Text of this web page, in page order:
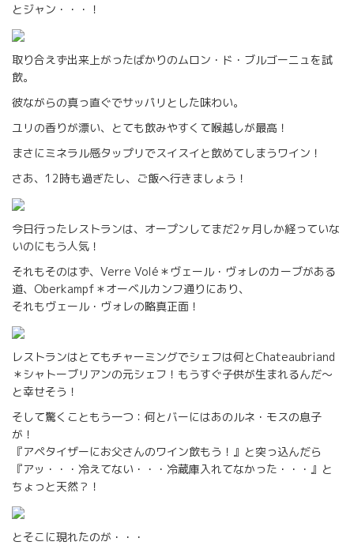
とジャン・・・！
取り合えず出来上がったばかりのムロン・ド・ブルゴーニュを試
飲。
彼ながらの真っ直ぐでサッパリとした味わい。
ユリの香りが漂い、とても飲みやすくて喉越しが最高！
まさにミネラル感タップリでスイスイと飲めてしまうワイン！
さあ、12時も過ぎたし、ご飯へ行きましょう！
今日行ったレストランは、オープンしてまだ2ヶ月しか経っていな
いのにもう人気！
それもそのはず、Verre Volé＊ヴェール・ヴォレのカーブがある
道、Oberkampf＊オーベルカンフ通りにあり、
それもヴェール・ヴォレの略真正面！
レストランはとてもチャーミングでシェフは何とChateaubriand
＊シャトーブリアンの元シェフ！もうすぐ子供が生まれるんだ～
と幸せそう！
そして驚くこともう一つ：何とバーにはあのルネ・モスの息子
が！
『アペタイザーにお父さんのワイン飲もう！』と突っ込んだら
『アッ・・・冷えてない・・・冷蔵庫入れてなかった・・・』と
ちょっと天然？！
とそこに現れたのが・・・